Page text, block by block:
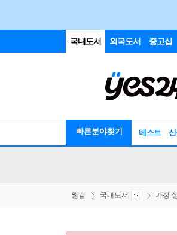
국내도서 외국도서 중고샵
빠른분야찾기 베스트
웰컴 국내도서 가정